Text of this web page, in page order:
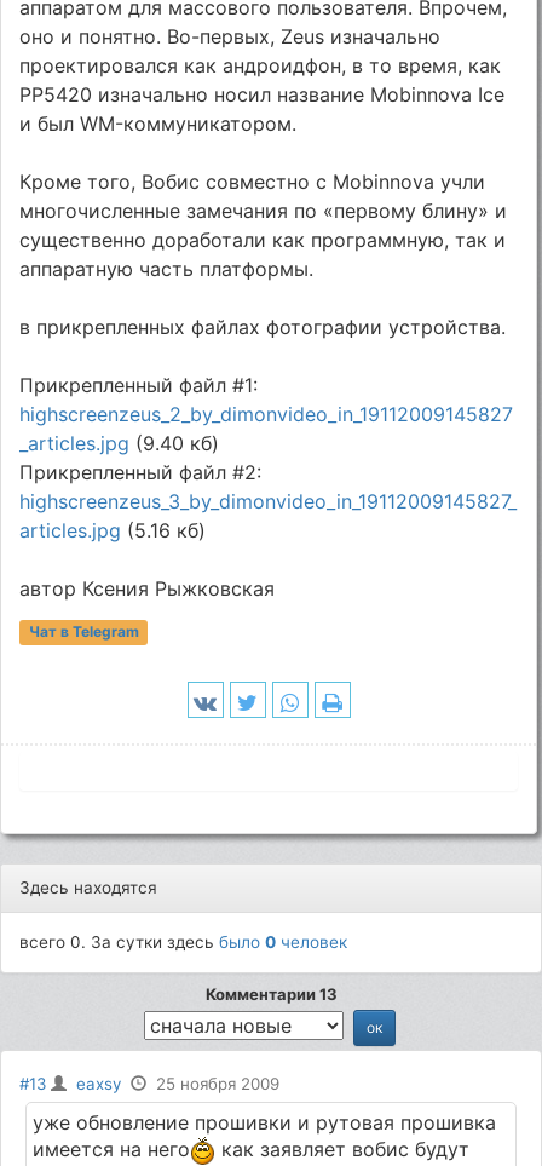
аппаратом для массового пользователя. Впрочем,
оно и понятно. Во-первых, Zeus изначально
проектировался как андроидфон, в то время, как
PP5420 изначально носил название Mobinnova Ice
и был WM-коммуникатором.
Кроме того, Вобис совместно с Mobinnova учли
многочисленные замечания по «первому блину» и
существенно доработали как программную, так и
аппаратную часть платформы.
в прикрепленных файлах фотографии устройства.
Прикрепленный файл #1:
highscreenzeus_2_by_dimonvideo_in_19112009145827
_articles.jpg (9.40 кб)
Прикрепленный файл #2:
highscreenzeus_3_by_dimonvideo_in_19112009145827_
articles.jpg (5.16 кб)
автор Ксения Рыжковская
Чат в Telegram
Здесь находятся
всего 0. За сутки здесьбыло0 человек
Комментарии 13
#13 eaxsy 25 ноября 2009
уже обновление прошивки и рутовая прошивка
имеется на него
как заявляет вобис будут